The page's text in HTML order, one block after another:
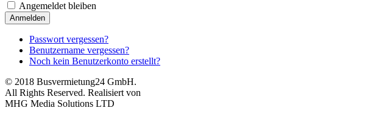
Angemeldet bleiben
Anmelden
Passwort vergessen?
Benutzername vergessen?
Noch kein Benutzerkonto erstellt?
© 2018 Busvermietung24 GmbH.
All Rights Reserved. Realisiert von
MHG Media Solutions LTD